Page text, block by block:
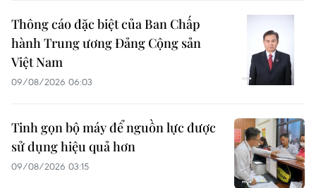
Thông cáo đặc biệt của Ban Chấp
hành Trung ương Đảng Cộng sản
Việt Nam
09/08/2026 06:03
Tinh gọn bộ máy để nguồn lực được
sử dụng hiệu quả hơn
09/08/2026 03:15